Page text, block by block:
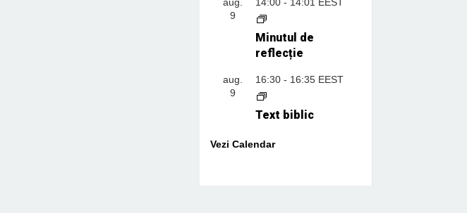
9
Minutul de
reflecție
aug.
9
16:30- 16:35 EEST
Text biblic
Vezi Calendar